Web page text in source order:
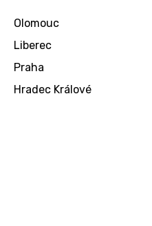
Olomouc
Liberec
Praha
Hradec Králové